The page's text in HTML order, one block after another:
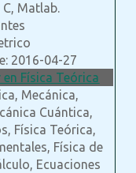
Matlab.
2016-04-27
Física Teórica
Mecánica,
Cuántica,
Física Teórica,
Física de
Ecuaciones